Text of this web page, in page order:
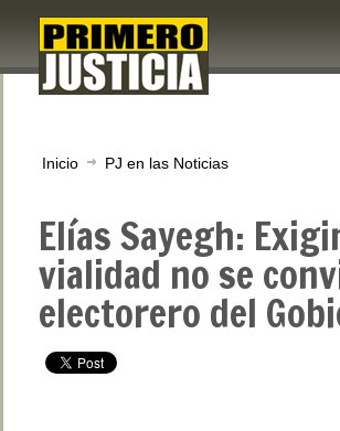
Inicio PJ en las Noticias
Elías Sayegh:
vialidad no se
electorero del